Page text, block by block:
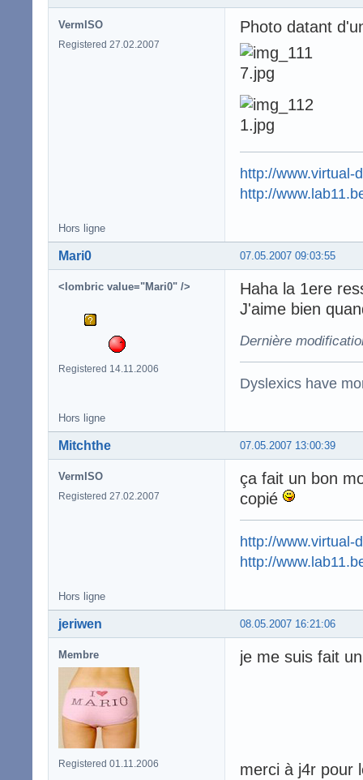
VermISO
Registered 27.02.2007
Photo datant
http://www.virtual-
http://
Hors ligne
07.05.2007 09:03:55
Mari0
<lombric value="Mari0" />
Registered 14.11.2006
Haha la 1ere
J'aime bien
Dernière
Dyslexics have
Hors ligne
07.05.2007 13:00:39
Mitchthe
VermISO
Registered 27.02.2007
ça fait un bon
copié
http://www.virtual-
http://
Hors ligne
08.05.2007 16:21:06
jeriwen
Membre
Registered 01.11.2006
je me suis fait
merci à j4r pour